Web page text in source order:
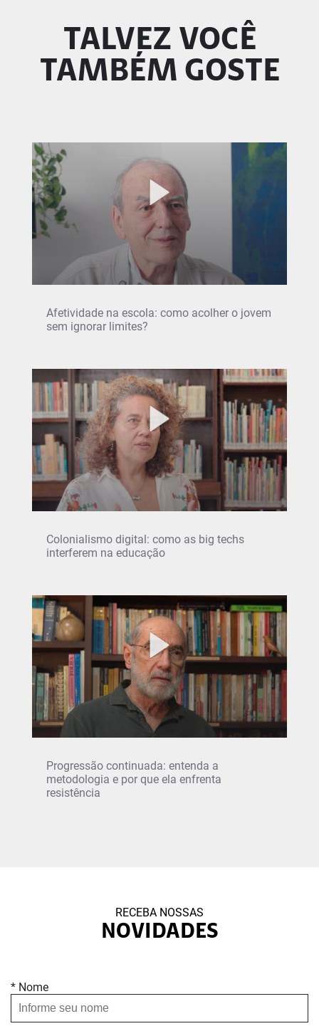
TALVEZ VOCÊ
TAMBÉM GOSTE
Afetividade na escola: como acolher o jovem
sem ignorar limites?
Colonialismo digital: como as big techs
interferem na educação
Progressão continuada: entenda a
metodologia e por que ela enfrenta
resistência
RECEBA NOSSAS
NOVIDADES
* Nome